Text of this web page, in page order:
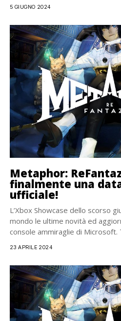
5 GIUGNO 2024
Metaphor:
finalmente una
ufficiale!
L’Xbox Showcase dello scorso
mondo le ultime novità ed
console ammiraglie di Microsoft.
23 APRILE 2024